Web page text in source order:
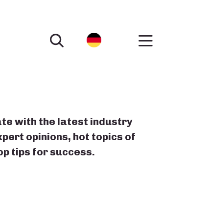
with the latest industry
opinions, hot topics of
tips for success.